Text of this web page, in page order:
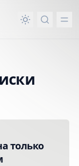
только